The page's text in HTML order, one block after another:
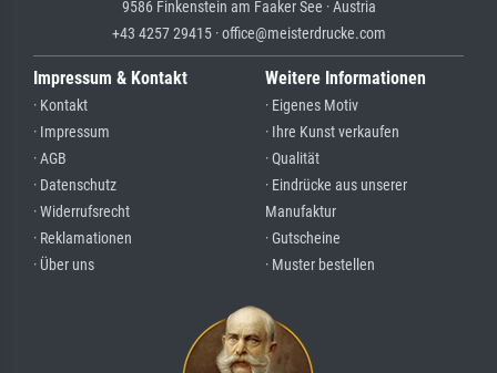
9586 Finkenstein am Faaker See · Austria
+43 4257 29415 · office@meisterdrucke.com
Impressum & Kontakt
· Kontakt
· Impressum
· AGB
· Datenschutz
· Widerrufsrecht
· Reklamationen
· Über uns
Weitere Informationen
· Eigenes Motiv
· Ihre Kunst verkaufen
· Qualität
· Eindrücke aus unserer
Manufaktur
· Gutscheine
· Muster bestellen